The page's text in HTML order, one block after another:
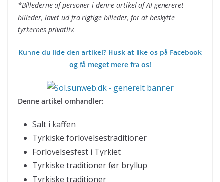
*Billederne af personer i denne artikel af AI genereret
billeder, lavet ud fra rigtige billeder, for at beskytte
tyrkernes privatliv.
Kunne du lide den artikel? Husk at like os på Facebook
og få meget mere fra os!
Denne artikel omhandler:
Salt i kaffen
Tyrkiske forlovelsestraditioner
Forlovelsesfest i Tyrkiet
Tyrkiske traditioner før bryllup
Tyrkiske traditioner